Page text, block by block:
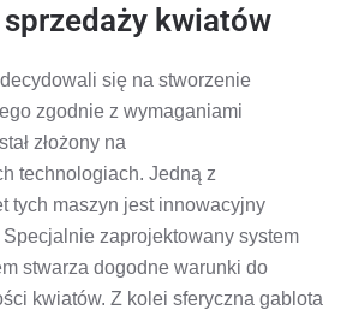
kwiatów
się na stworzenie
zgodnie z wymaganiami
złożony na
technologiach. Jedną z
tych maszyn jest innowacyjny
zaprojektowany system
stwarza dogodne warunki do
kwiatów. Z kolei sferyczna gablota